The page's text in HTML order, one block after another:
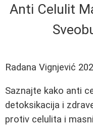
Anti Celulit
Radana Vignjević
Saznajte kako anti
detoksikacija i
protiv celulita i